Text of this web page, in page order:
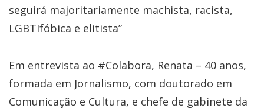
seguirá majoritariamente machista, racista,
LGBTIfóbica e elitista”
Em entrevista ao #Colabora, Renata – 40 anos,
formada em Jornalismo, com doutorado em
Comunicação e Cultura, e chefe de gabinete da